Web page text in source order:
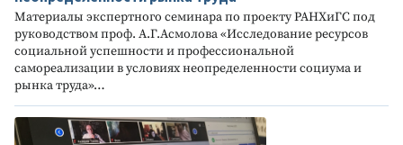
Материалы экспертного семинара по проекту РАНХиГС под
руководством проф. А.Г.Асмолова «Исследование ресурсов
социальной успешности и профессиональной
самореализации в условиях неопределенности социума и
рынка труда»…